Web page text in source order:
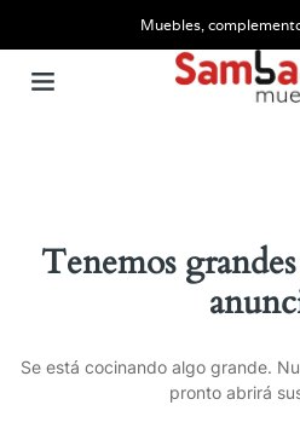
Muebles,
Tenemos
Se está cocinando algo grande.
pronto abrirá